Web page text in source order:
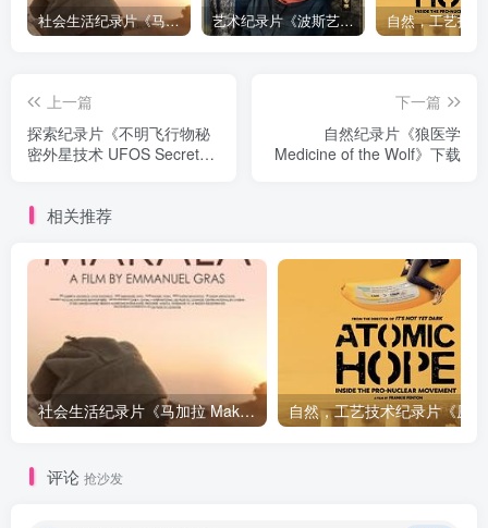
社会生活纪录片《马加拉 Makala》下载 艺术纪录片《波斯艺术 Art of Persia》下载
上一篇
探索纪录片《不明飞行物秘
密外星技术 UFOS Secret
下一篇
自然纪录片《狼医学
Medicine of the Wolf》下载
相关推荐
社会生活纪录片《马加拉 Makala》下载
评论 抢沙发